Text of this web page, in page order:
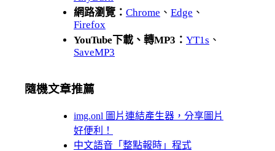
網路瀏覽： Chrome 、 Edge 、
Firefox
YouTube下載、轉MP3： YT1s 、
SaveMP3
隨機文章推薦
img.onl 圖片連結產生器，分享圖片
好便利！
中文語音「整點報時」程式